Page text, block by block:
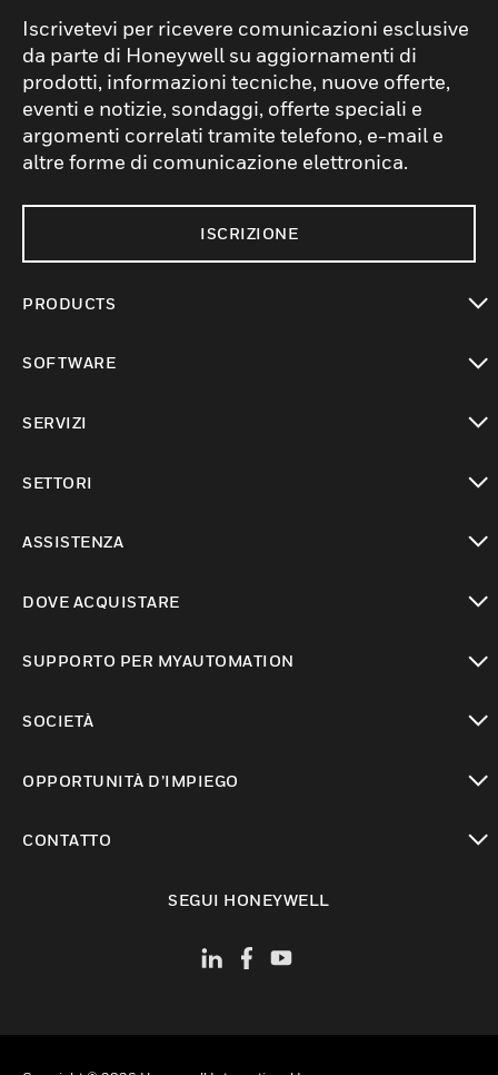
Iscrivetevi per ricevere comunicazioni esclusive
da parte di Honeywell su aggiornamenti di
prodotti, informazioni tecniche, nuove offerte,
eventi e notizie, sondaggi, offerte speciali e
argomenti correlati tramite telefono, e-mail e
altre forme di comunicazione elettronica.
ISCRIZIONE
PRODUCTS
SOFTWARE
SERVIZI
SETTORI
ASSISTENZA
DOVE ACQUISTARE
SUPPORTO PER MYAUTOMATION
SOCIETÀ
OPPORTUNITÀ D’IMPIEGO
CONTATTO
SEGUI HONEYWELL